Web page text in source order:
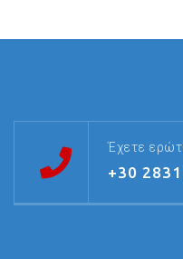
Έχετε
+30